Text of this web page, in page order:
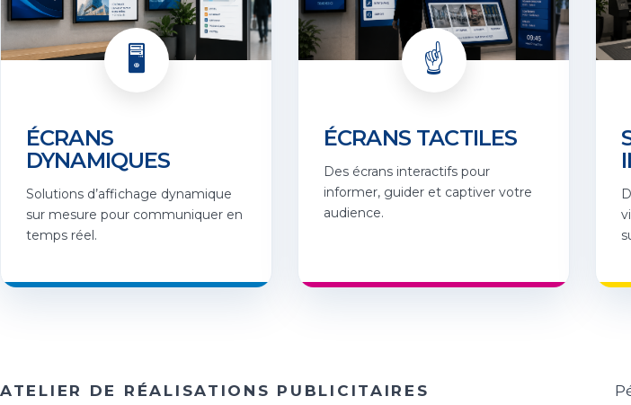
🖥️
ÉCRANS
DYNAMIQUES
Solutions d’affichage dynamique
sur mesure pour communiquer en
temps réel.
☝️
ÉCRANS TACTILES
Des écrans interactifs pour
informer, guider et captiver votre
audience.
ATELIER DE RÉALISATIONS PUBLICITAIRES